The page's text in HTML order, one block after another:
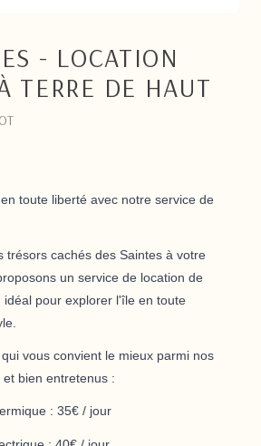
- LOCATION
TERRE DE HAUT
toute liberté avec notre service de
trésors cachés des Saintes à votre
un service de location de
pour explorer l'île en toute
vous convient le mieux parmi nos
bien entretenus :
: 35€ / jour